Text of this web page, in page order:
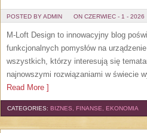
POSTED BY ADMIN ON CZERWIEC - 1 - 2026
M-Loft Design to innowacyjny blog
funkcjonalnych pomysłów na
wszystkich, którzy interesują się
najnowszymi rozwiązaniami w świecie
Read More ]
CATEGORIES: BIZNES, FINANSE, EKONOMIA